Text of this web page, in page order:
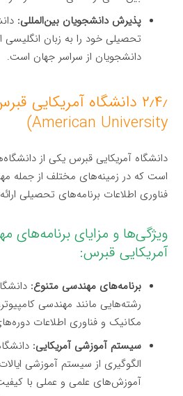
پذیرش دانشجویان بین‌المللی:
تحصیلی خود را به زبان انگلیسی
دانشجویان از سراسر جهان است.
American University)
دانشگاه آمریکایی قبرس یکی از
است که در زمینه‌های مختلف از جمله
فناوری اطلاعات برنامه‌های تحصیلی
ویژگی‌ها و مزایای برنامه‌های
آمریکایی قبرس:
برنامه‌های مهندسی متنوع:
رشته‌هایی مانند مهندسی
مکانیک و فناوری اطلاعات
سیستم آموزشی آمریکایی:
الگوگیری از سیستم آموزشی
آموزش‌های علمی و عملی با کیفیت